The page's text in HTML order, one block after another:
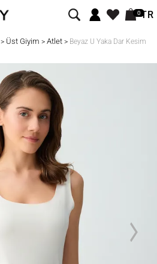
0TR
> Üst Giyim > Atlet> Beyaz U Yaka Dar Kesim